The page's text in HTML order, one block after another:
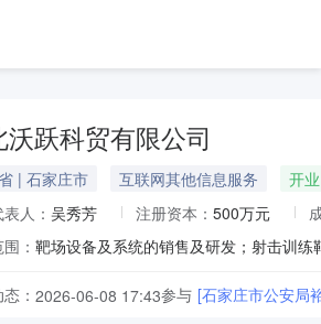
沃跃科贸有限公司
| 石家庄市 互联网其他信息服务
开业
人： 吴秀芳 注册资本： 500万元
：
： 2026-06-08 17:43参与 [石家庄市公安局